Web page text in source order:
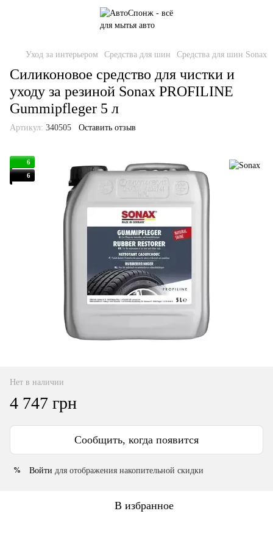
Уход за интерьером Средства для шин Средства для шин Sonax
Силиконовое средство для чистки и
уходу за резиной Sonax PROFILINE
Gummipfleger 5 л
Артикул: 340505 Оставить отзыв
6
6
Нет в наличии
4 747 грн
Сообщить, когда появится
% Войти для отображения накопительной скидки
В избранное